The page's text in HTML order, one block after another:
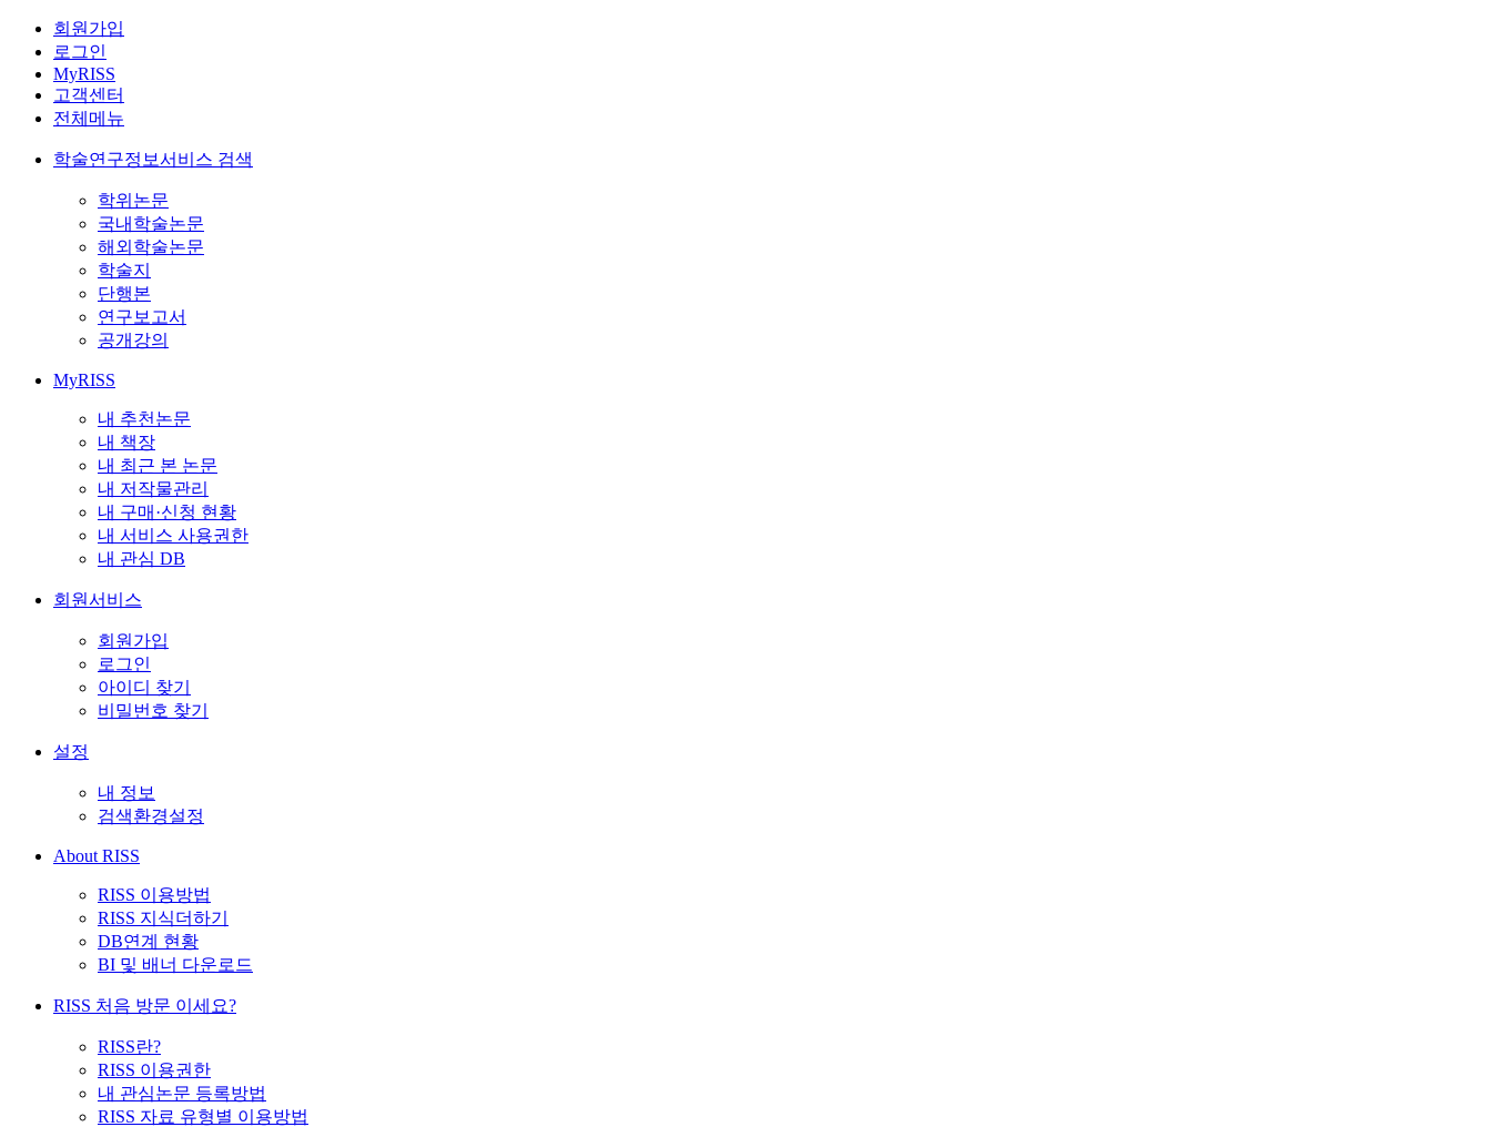
회원가입
로그인
MyRISS
고객센터
전체메뉴
학술연구정보서비스 검색
학위논문
국내학술논문
해외학술논문
학술지
단행본
연구보고서
공개강의
MyRISS
내 추천논문
내 책장
내 최근 본 논문
내 저작물관리
내 구매·신청 현황
내 서비스 사용권한
내 관심 DB
회원서비스
회원가입
로그인
아이디 찾기
비밀번호 찾기
설정
내 정보
검색환경설정
About RISS
RISS 이용방법
RISS 지식더하기
DB연계 현황
BI 및 배너 다운로드
RISS 처음 방문 이세요?
RISS란?
RISS 이용권한
내 관심논문 등록방법
RISS 자료 유형별 이용방법